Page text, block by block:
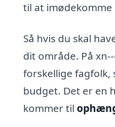
til at imødekomme
Så hvis du skal
dit område. På
forskellige fagfolk,
budget. Det er en
kommer til